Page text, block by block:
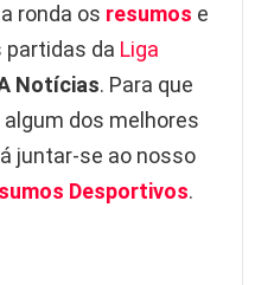
ronda os resumos e
partidas da Liga
Notícias. Para que
dos melhores
juntar-se ao nosso
Desportivos.